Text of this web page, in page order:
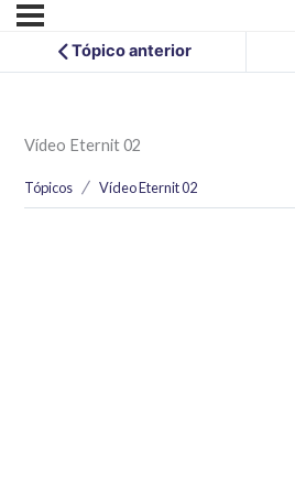
Tópico anterior
Vídeo Eternit 02
Tópicos Vídeo Eternit 02